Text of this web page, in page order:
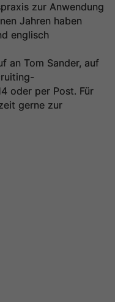
zur Anwendung
Jahren haben
englisch
an Tom Sander, auf
oder per Post. Für
gerne zur